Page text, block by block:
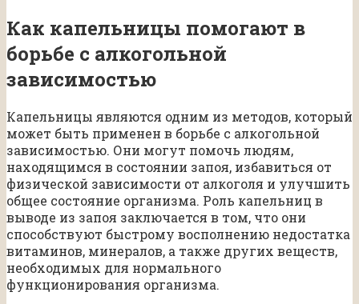
Как капельницы помогают в
борьбе с алкогольной
зависимостью
Капельницы являются одним из методов, который
может быть применен в борьбе с алкогольной
зависимостью. Они могут помочь людям,
находящимся в состоянии запоя, избавиться от
физической зависимости от алкоголя и улучшить
общее состояние организма. Роль капельниц в
выводе из запоя заключается в том, что они
способствуют быстрому восполнению недостатка
витаминов, минералов, а также других веществ,
необходимых для нормального
функционирования организма.